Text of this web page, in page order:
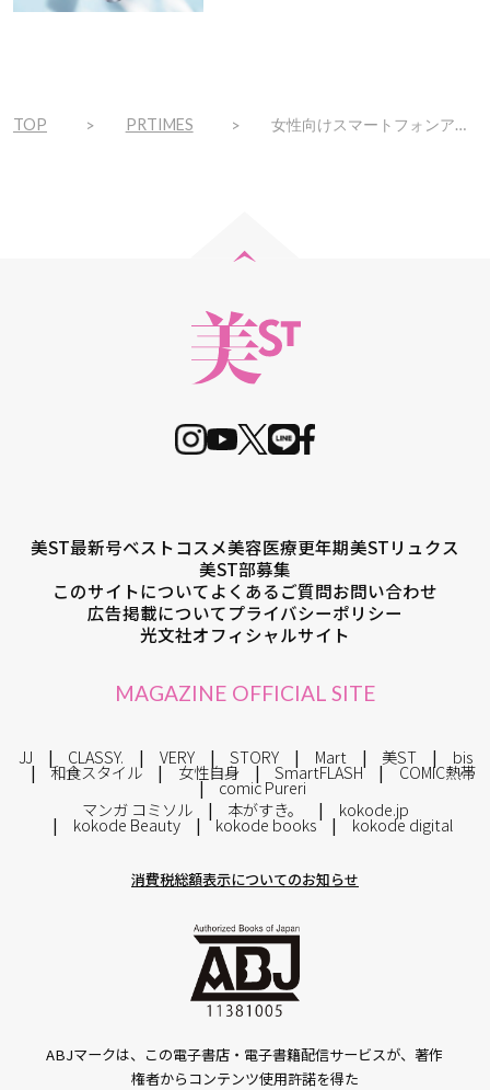
TOP PRTIMES 女性向けスマートフォンアクセサリーブランド「salisty」5周年企画「＃わたしの毎日にありがとう」キャンペーン第6弾 2023年11月1日(水)～ オリジナルパッケージのボディバームプレゼント
美ST最新号ベストコスメ美容医療更年期美STリュクス
美ST部募集
このサイトについてよくあるご質問お問い合わせ
広告掲載についてプライバシーポリシー
光文社オフィシャルサイト
MAGAZINE OFFICIAL SITE
JJ CLASSY. VERY STORY Mart 美ST bis
和食スタイル 女性自身 SmartFLASH COMIC熱帯
comic Pureri
マンガ コミソル
本がすき。 kokode.jp
kokode Beauty kokode books kokode digital
消費税総額表示についてのお知らせ
ABJマークは、この電子書店・電子書籍配信サービスが、著作
権者からコンテンツ使用許諾を得た